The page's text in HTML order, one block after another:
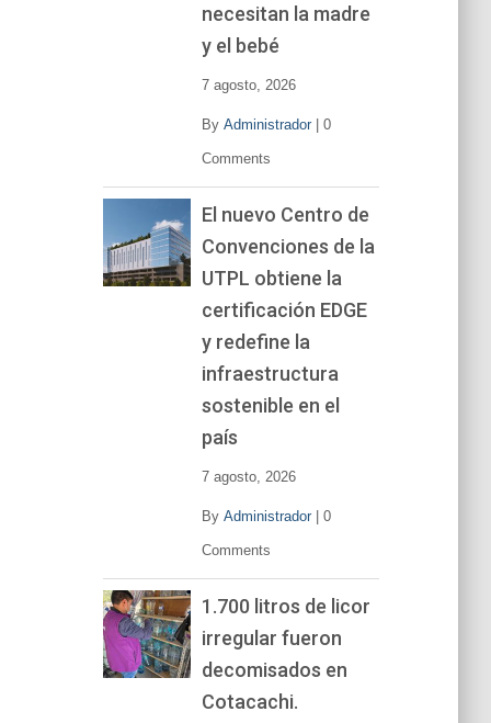
necesitan la madre
y el bebé
7 agosto, 2026
By Administrador| 0
Comments
El nuevo Centro de
Convenciones de la
UTPL obtiene la
certificación EDGE
y redefine la
infraestructura
sostenible en el
país
7 agosto, 2026
By Administrador| 0
Comments
1.700 litros de licor
irregular fueron
decomisados en
Cotacachi.